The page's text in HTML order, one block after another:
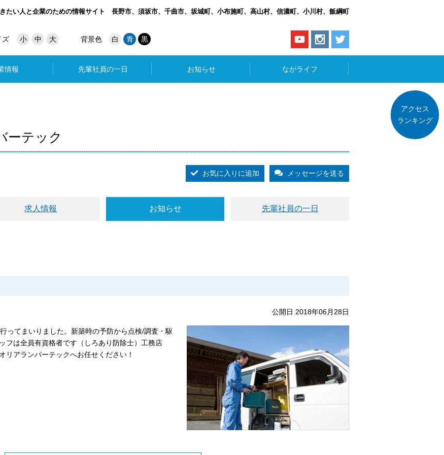
たい人と企業のための情報サイト 長野市、須坂市、千曲市、坂城町、小布施町、高山村、信濃町、小川村、飯綱町
ズ 小 中 大 背景色 白 青 黒
情報 先輩社員の一日 お知らせ ながライフ
ーテック
お気に入りに追加 メッセージを送る
求人情報 お知らせ 先輩社員の一日
公開日 2018年06月28日
ってまいりました。新築時の予防から点検/調査・駆
フは全員有資格者です（しろあり防除士）工務店
リアランバーテックへお任せください！
アクセス
ランキング